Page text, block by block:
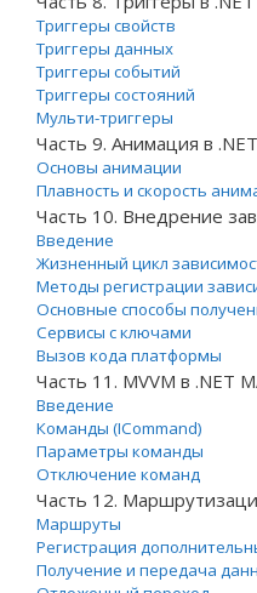
Триггеры свойств
Триггеры данных
Триггеры событий
Триггеры состояний
Мульти-триггеры
Часть 9. Анимация в
Основы анимации
Плавность и скорость
Часть 10. Внедрение
Введение
Жизненный цикл
Методы регистрации
Основные способы
Сервисы с ключами
Вызов кода платформы
Часть 11. MVVM в .NET
Введение
Команды (ICommand)
Параметры команды
Отключение команд
Часть 12.
Маршруты
Регистрация
Получение и передача